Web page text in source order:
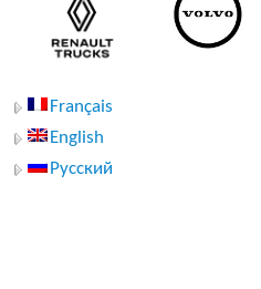
Français
English
Русский